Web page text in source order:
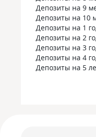
Депозиты на 9
Депозиты на 10
Депозиты на 1
Депозиты на 2
Депозиты на 3
Депозиты на 4
Депозиты на 5